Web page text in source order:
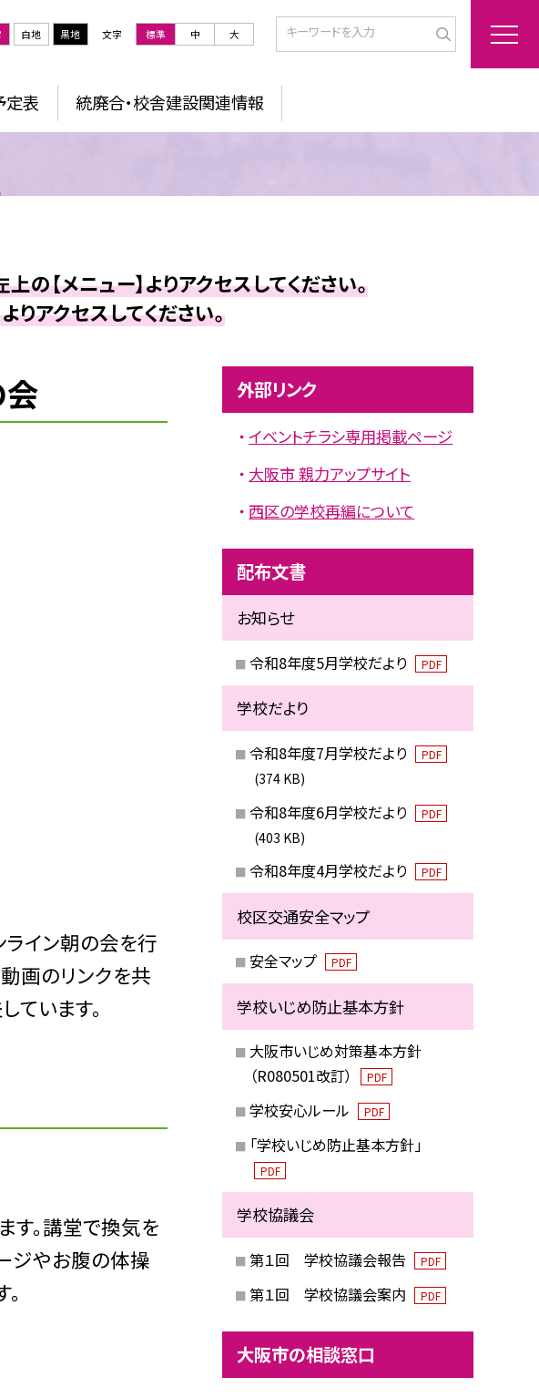
白地 黒地 文字 標準 中 大
定表 統廃合・校舎建設関連情報
の【メニュー】よりアクセスしてください。
りアクセスしてください。
会
イン朝の会を行
画のリンクを共
ています。
す。講堂で換気を
ジやお腹の体操
外部リンク
イベントチラシ専用掲載ページ
大阪市 親力アップサイト
西区の学校再編について
配布文書
お知らせ
令和8年度5月学校だより PDF
学校だより
令和8年度7月学校だより PDF
(374 KB)
令和8年度6月学校だより PDF
(403 KB)
令和8年度4月学校だより PDF
校区交通安全マップ
安全マップ PDF
学校いじめ防止基本方針
大阪市いじめ対策基本方針
（R080501改訂）
PDF
学校安心ルール PDF
「学校いじめ防止基本方針」
PDF
学校協議会
第１回 学校協議会報告 PDF
第１回 学校協議会案内 PDF
大阪市の相談窓口